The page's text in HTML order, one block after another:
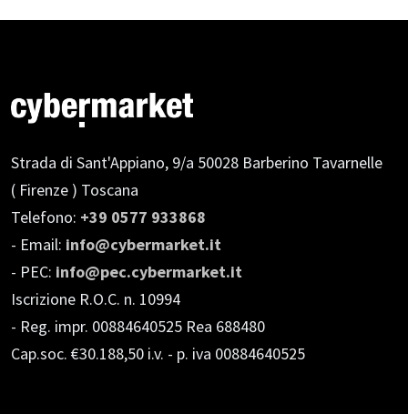
Strada di Sant'Appiano, 9/a 50028 Barberino Tavarnelle
( Firenze ) Toscana
Telefono: +39 0577 933868
- Email: info@cybermarket.it
- PEC: info@pec.cybermarket.it
Iscrizione R.O.C. n. 10994
- Reg. impr. 00884640525 Rea 688480
Cap.soc. €30.188,50 i.v. - p. iva 00884640525